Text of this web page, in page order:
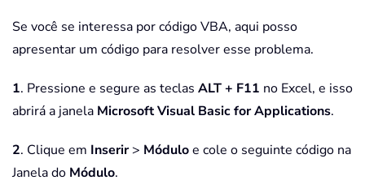
Se você se interessa por código VBA, aqui posso
apresentar um código para resolver esse problema.
1. Pressione e segure as teclas ALT + F11 no Excel, e isso
abrirá a janela Microsoft Visual Basic for Applications.
2. Clique em Inserir> Móduloe cole o seguinte código na
Janela do Módulo.